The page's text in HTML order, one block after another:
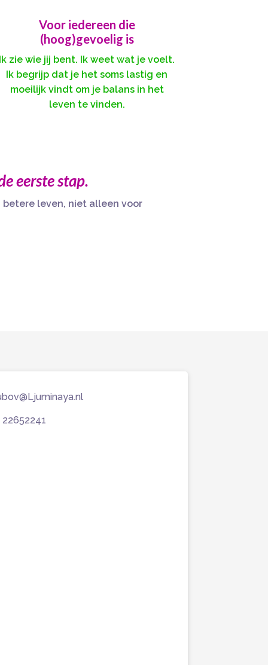
Voor iedereen die
(hoog)gevoelig is
zie wie jij bent. Ik weet wat je voelt.
Ik begrijp dat je het soms lastig en
moeilijk vindt om je balans in het
leven te vinden.
eerste stap.
betere leven, niet alleen voor